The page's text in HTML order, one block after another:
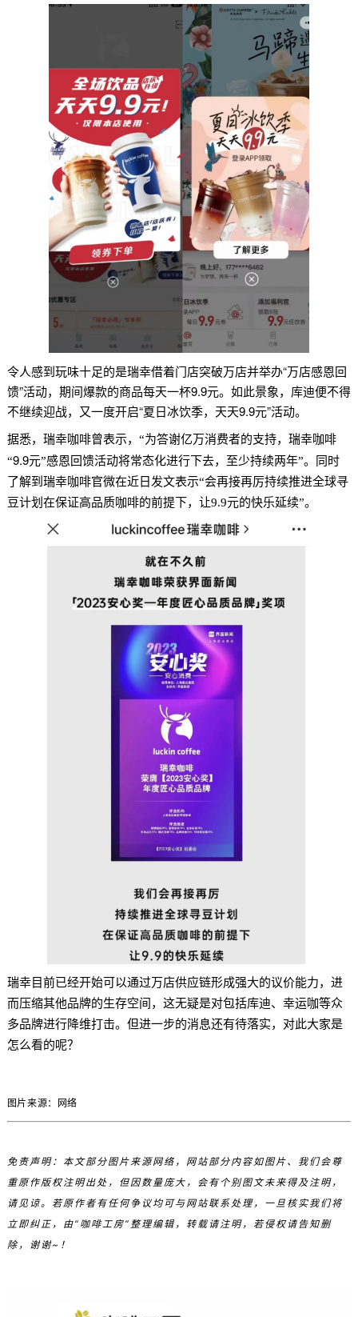
令人感到玩味十足的是瑞幸借着门店突破万店并举办“万店感恩回
馈”活动，期间爆款的商品每天一杯9.9元。如此景象，库迪便不得
不继续迎战，又一度开启“夏日冰饮季，天天9.9元”活动。
据悉，瑞幸咖啡曾表示，“为答谢亿万消费者的支持，瑞幸咖啡
“9.9元”感恩回馈活动将常态化进行下去，至少持续两年”。同时
了解到瑞幸咖啡官微在近日发文表示“会再接再厉持续推进全球寻
豆计划在保证高品质咖啡的前提下，让9.9元的快乐延续”。
瑞幸目前已经开始可以通过万店供应链形成强大的议价能力，进
而压缩其他品牌的生存空间，这无疑是对包括库迪、幸运咖等众
多品牌进行降维打击。但进一步的消息还有待落实，对此大家是
怎么看的呢？
图片来源：网络
免责声明：本文部分图片来源网络，网站部分内容如图片、我们会尊
重原作版权注明出处，但因数量庞大，会有个别图文未来得及注明，
请见谅。若原作者有任何争议均可与网站联系处理，一旦核实我们将
立即纠正，由“咖啡工房”整理编辑，转载请注明，若侵权请告知删
除，谢谢~！